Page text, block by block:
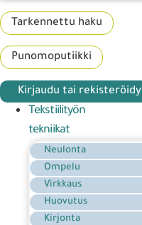
Tarkennettu haku
Punomoputiikki
Kirjaudu tai rekisteröidy
Tekstiilityön
tekniikat
Neulonta
Ompelu
Virkkaus
Huovutus
Kirjonta